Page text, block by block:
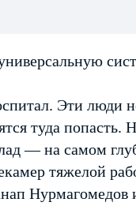
Эти люди
туда
— на самом
тяжелой
Нурмагомедов